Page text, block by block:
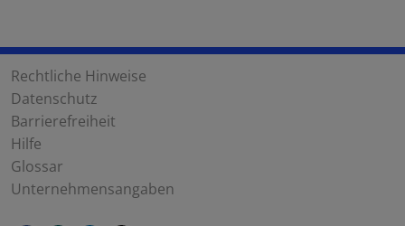
Rechtliche Hinweise
Datenschutz
Barrierefreiheit
Hilfe
Glossar
Unternehmensangaben